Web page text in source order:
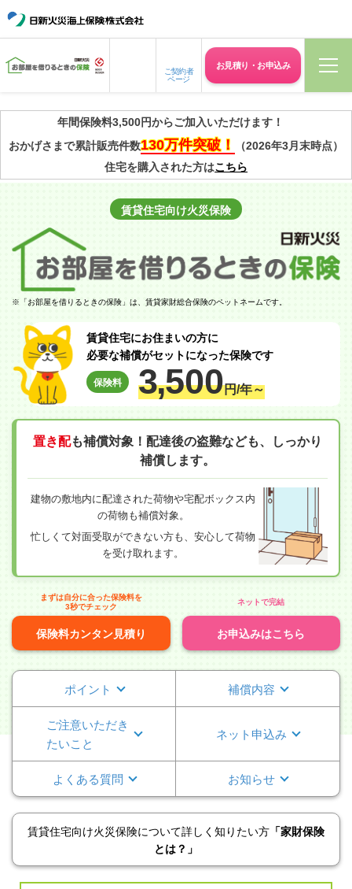
ご契約者
ページ
お見積り・ お申込み
年間保険料3,500円からご加入いただけます！
おかげさまで累計販売件数130万件突破！
（2026年3月末時点）
住宅を購入された方はこちら
賃貸住宅向け火災保険
※ 「お部屋を借りるときの保険」は、賃貸家財総合保険のペットネームです。
賃貸住宅にお住まいの方に
必要な補償がセットになった保険です
保険料 3,500円/年～
置き配も補償対象！配達後の盗難なども、しっかり
補償します。
建物の敷地内に配達された荷物や宅配ボックス内
の荷物も補償対象。
忙しくて対面受取ができない方も、安心して荷物
を受け取れます。
まずは自分に合った保険料を
3秒でチェック
保険料カンタン見積り
ネットで完結
お申込みはこちら
ポイント 補償内容
ご注意いただき
たいこと
ネット申込み
よくある質問 お知らせ
賃貸住宅向け火災保険について詳しく知りたい方 「家財保険
とは？」